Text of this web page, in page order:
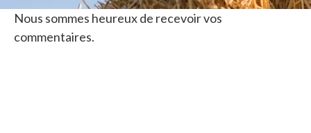
Nous sommes heureux de recevoir vos
commentaires.